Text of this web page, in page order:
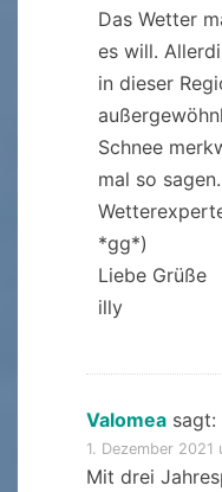
Das Wetter
es will.
in dieser
Schnee
mal so
*gg*)
Liebe Grüße
illy
Valomea sagt:
1. Dezember 2021
Mit drei